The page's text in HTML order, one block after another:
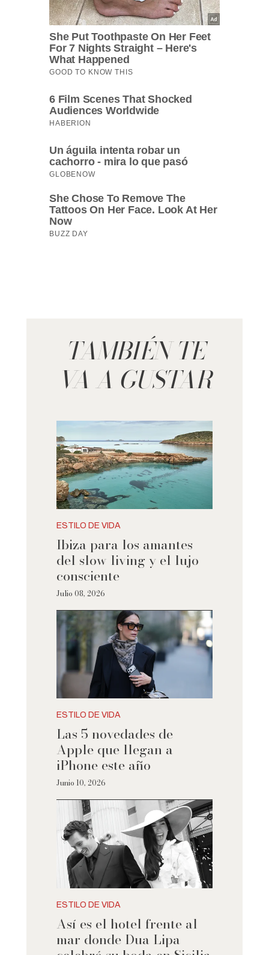
TAMBIÉN TE
VA A GUSTAR
ESTILO DE VIDA
Ibiza para los amantes
del slow living y el lujo
consciente
Julio 08, 2026
ESTILO DE VIDA
Las 5 novedades de
Apple que llegan a
iPhone este año
Junio 10, 2026
ESTILO DE VIDA
Así es el hotel frente al
mar donde Dua Lipa